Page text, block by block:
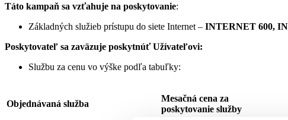
Táto kampaň sa vzťahuje na poskytovanie:
Základných služieb prístupu do siete Internet – INTERNET 600,
Poskytovateľ sa zaväzuje poskytnúť Užívateľovi:
Službu za cenu vo výške podľa tabuľky:
Objednávaná služba
Mesačná cena za
poskytovanie služby